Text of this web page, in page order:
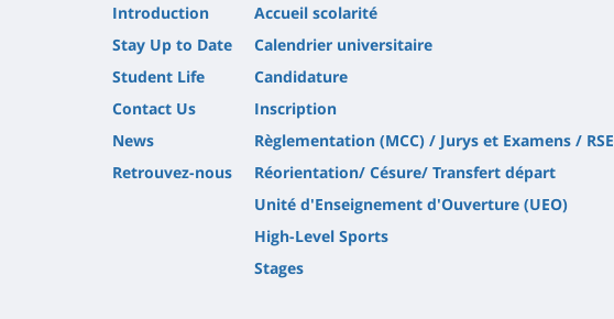
Introduction
Stay Up to Date
Student Life
Contact Us
News
Retrouvez-nous
Accueil scolarité
Calendrier universitaire
Candidature
Inscription
Règlementation (MCC) / Jurys et Examens / RSE
Réorientation/ Césure/ Transfert départ
Unité d'Enseignement d'Ouverture (UEO)
High-Level Sports
Stages